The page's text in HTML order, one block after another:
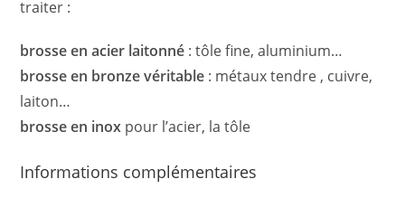
traiter :
brosse en acier laitonné : tôle fine, aluminium…
brosse en bronze véritable : métaux tendre , cuivre,
laiton…
brosse en inox pour l’acier, la tôle
Informations complémentaires